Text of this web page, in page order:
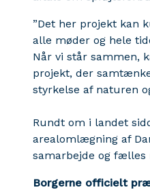
”Det her projekt kan
alle møder og hele
Når vi står sammen,
projekt, der
styrkelse af naturen
Rundt om i landet
arealomlægning af
samarbejde og fælles
Borgerne officielt